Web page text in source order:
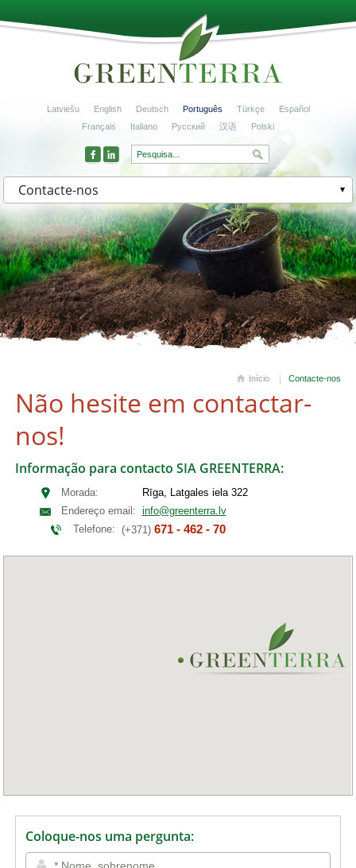
Latviešu English Deutsch Português Türkçe
Español
Français
Italiano Русский 汉语 Polski
Contacte-nos
Início Contacte-nos
Não hesite em contactar-
nos!
Informação para contacto SIA GREENTERRA:
Morada:
Rīga, Latgales iela 322
Endereço email: info@greenterra.lv
Telefone: (+371) 671 - 462 - 70
Coloque-nos uma pergunta: